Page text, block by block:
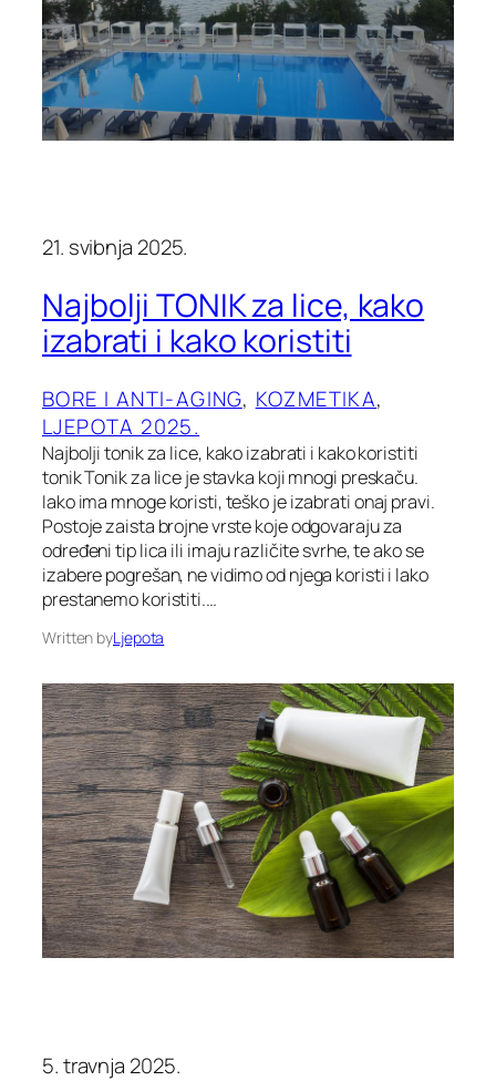
21. svibnja 2025.
Najbolji TONIK za lice, kako
izabrati i kako koristiti
BORE I ANTI-AGING, KOZMETIKA
LJEPOTA 2025.
Najbolji tonik za lice, kako izabrati i kako koristiti
tonik Tonik za lice je stavka koji mnogi preskaču.
Iako ima mnoge koristi, teško je izabrati onaj pravi.
Postoje zaista brojne vrste koje odgovaraju za
određeni tip lica ili imaju različite svrhe, te ako se
izabere pogrešan, ne vidimo od njega koristi i lako
prestanemo koristiti.…
Written byLjepota
5. travnja 2025.